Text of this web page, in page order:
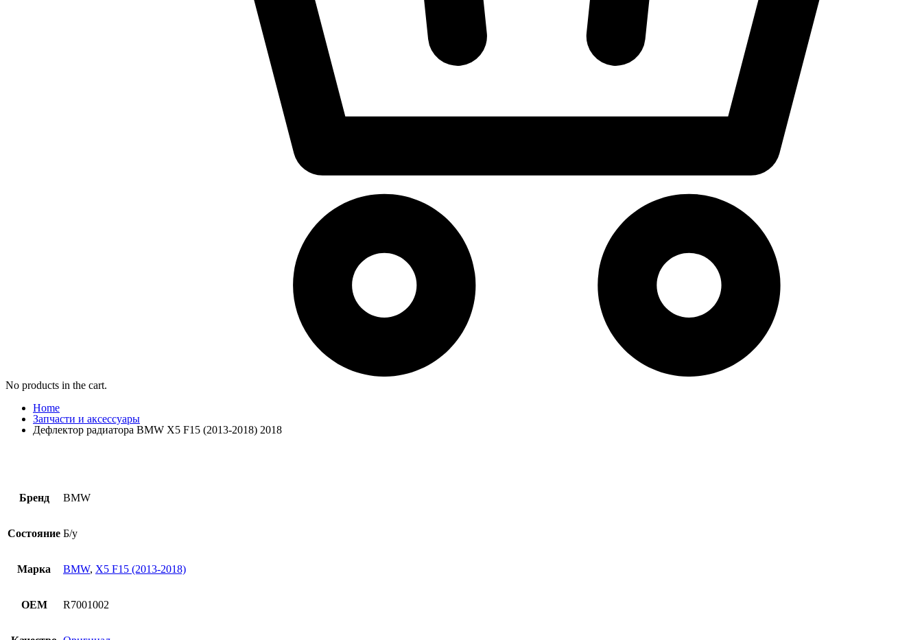
No products in the cart.
Home
Запчасти и аксессуары
Дефлектор радиатора BMW X5 F15 (2013-2018) 2018
Бренд BMW
Состояние Б/у
Марка BMW, X5 F15 (2013-2018)
OEM R7001002